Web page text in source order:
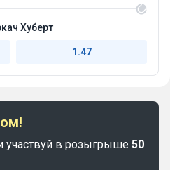
Хуберт
1.47
участвуй в розыгрыше 50